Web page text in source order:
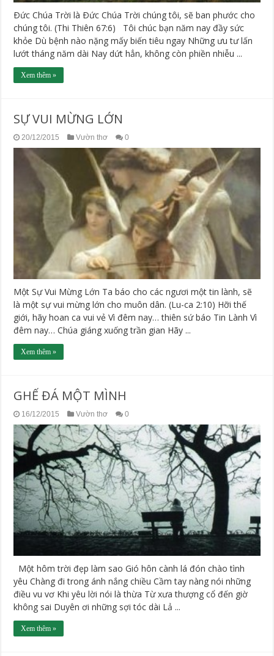
Ðức Chúa Trời là Ðức Chúa Trời chúng tôi, sẽ ban phước cho
chúng tôi. (Thi Thiên 67:6) Tôi chúc bạn năm nay đầy sức
khỏe Dù bệnh nào nặng mấy biến tiêu ngay Những ưu tư lấn
lướt tháng năm dài Nay dứt hẳn, không còn phiền nhiễu ...
Xem thêm »
SỰ VUI MỪNG LỚN
20/12/2015 Vườn thơ 0
Một Sự Vui Mừng Lớn Ta báo cho các ngươi một tin lành, sẽ
là một sự vui mừng lớn cho muôn dân. (Lu-ca 2:10) Hỡi thế
giới, hãy hoan ca vui vẻ Vì đêm nay… thiên sứ báo Tin Lành Vì
đêm nay… Chúa giáng xuống trần gian Hãy ...
Xem thêm »
GHẾ ĐÁ MỘT MÌNH
16/12/2015 Vườn thơ 0
Một hôm trời đẹp làm sao Gió hôn cành lá đón chào tình
yêu Chàng đi trong ánh nắng chiều Cầm tay nàng nói những
điều vu vơ Khi yêu lời nói là thừa Từ xưa thượng cổ đến giờ
không sai Duyên ơi những sợi tóc dài Lả ...
Xem thêm »